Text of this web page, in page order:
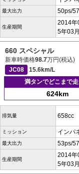
最大出力 50ps/
生産期間
2014年
5年03月
660 スペシャル
新車時価格98.7万円(税込)
JC08
15.6km/L
満タンでどこまで走
624km
排気量 658cc
ミッション インパ
最大出力 53ps/
生産期間
2014年
5年03月